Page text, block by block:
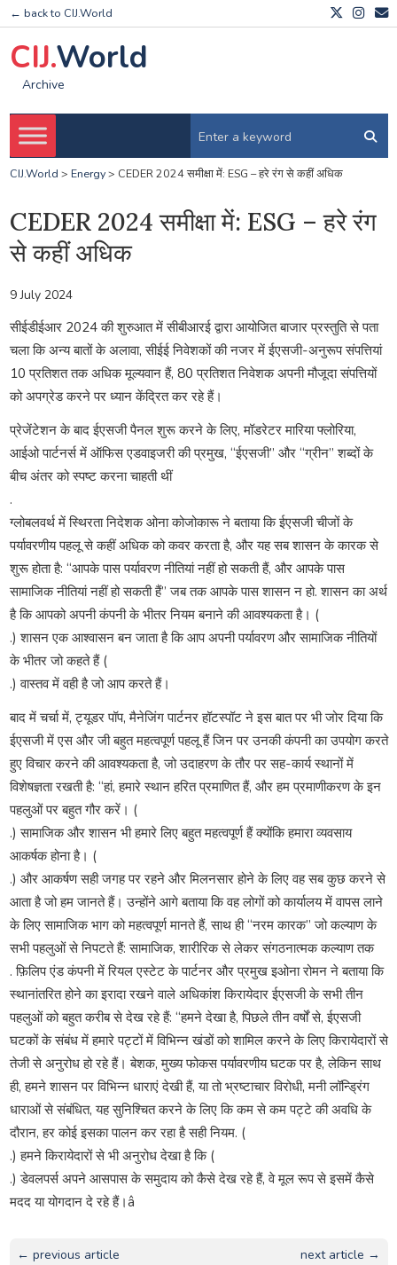
← back to CIJ.World
CIJ.World
Archive
CIJ.World > Energy> CEDER 2024 समीक्षा में: ESG – हरे रंग से कहीं अधिक
CEDER 2024 समीक्षा में: ESG – हरे रंग
से कहीं अधिक
9 July 2024
सीईडीईआर 2024 की शुरुआत में सीबीआरई द्वारा आयोजित बाजार प्रस्तुति से पता
चला कि अन्य बातों के अलावा, सीईई निवेशकों की नजर में ईएसजी-अनुरूप संपत्तियां
10 प्रतिशत तक अधिक मूल्यवान हैं, 80 प्रतिशत निवेशक अपनी मौजूदा संपत्तियों
को अपग्रेड करने पर ध्यान केंद्रित कर रहे हैं।
प्रेजेंटेशन के बाद ईएसजी पैनल शुरू करने के लिए, मॉडरेटर मारिया फ्लोरिया,
आईओ पार्टनर्स में ऑफिस एडवाइजरी की प्रमुख, “ईएसजी” और “ग्रीन” शब्दों के
बीच अंतर को स्पष्ट करना चाहती थीं
.
ग्लोबलवर्थ में स्थिरता निदेशक ओना कोजोकारू ने बताया कि ईएसजी चीजों के
पर्यावरणीय पहलू से कहीं अधिक को कवर करता है, और यह सब शासन के कारक से
शुरू होता है: “आपके पास पर्यावरण नीतियां नहीं हो सकती हैं, और आपके पास
सामाजिक नीतियां नहीं हो सकती हैं” जब तक आपके पास शासन न हो. शासन का अर्थ
है कि आपको अपनी कंपनी के भीतर नियम बनाने की आवश्यकता है। (
.) शासन एक आश्वासन बन जाता है कि आप अपनी पर्यावरण और सामाजिक नीतियों
के भीतर जो कहते हैं (
.) वास्तव में वही है जो आप करते हैं।
बाद में चर्चा में, ट्यूडर पॉप, मैनेजिंग पार्टनर हॉटस्पॉट ने इस बात पर भी जोर दिया कि
ईएसजी में एस और जी बहुत महत्वपूर्ण पहलू हैं जिन पर उनकी कंपनी का उपयोग करते
हुए विचार करने की आवश्यकता है, जो उदाहरण के तौर पर सह-कार्य स्थानों में
विशेषज्ञता रखती है: “हां, हमारे स्थान हरित प्रमाणित हैं, और हम प्रमाणीकरण के इन
पहलुओं पर बहुत गौर करें। (
.) सामाजिक और शासन भी हमारे लिए बहुत महत्वपूर्ण हैं क्योंकि हमारा व्यवसाय
आकर्षक होना है। (
.) और आकर्षण सही जगह पर रहने और मिलनसार होने के लिए वह सब कुछ करने से
आता है जो हम जानते हैं। उन्होंने आगे बताया कि वह लोगों को कार्यालय में वापस लाने
के लिए सामाजिक भाग को महत्वपूर्ण मानते हैं, साथ ही “नरम कारक” जो कल्याण के
सभी पहलुओं से निपटते हैं: सामाजिक, शारीरिक से लेकर संगठनात्मक कल्याण तक
. फ़िलिप एंड कंपनी में रियल एस्टेट के पार्टनर और प्रमुख इओना रोमन ने बताया कि
स्थानांतरित होने का इरादा रखने वाले अधिकांश किरायेदार ईएसजी के सभी तीन
पहलुओं को बहुत करीब से देख रहे हैं: “हमने देखा है, पिछले तीन वर्षों से, ईएसजी
घटकों के संबंध में हमारे पट्टों में विभिन्न खंडों को शामिल करने के लिए किरायेदारों से
तेजी से अनुरोध हो रहे हैं। बेशक, मुख्य फोकस पर्यावरणीय घटक पर है, लेकिन साथ
ही, हमने शासन पर विभिन्न धाराएं देखी हैं, या तो भ्रष्टाचार विरोधी, मनी लॉन्ड्रिंग
धाराओं से संबंधित, यह सुनिश्चित करने के लिए कि कम से कम पट्टे की अवधि के
दौरान, हर कोई इसका पालन कर रहा है सही नियम. (
.) हमने किरायेदारों से भी अनुरोध देखा है कि (
.) डेवलपर्स अपने आसपास के समुदाय को कैसे देख रहे हैं, वे मूल रूप से इसमें कैसे
मदद या योगदान दे रहे हैं।â
← previous article next article →